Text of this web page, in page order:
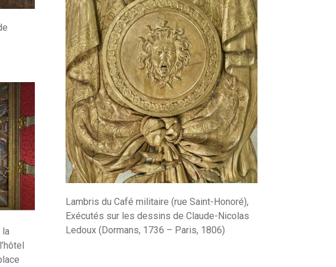
la
Lambris du Café militaire (rue Saint-Honoré),
Exécutés sur les dessins de Claude-Nicolas
Ledoux (Dormans, 1736 – Paris, 1806)